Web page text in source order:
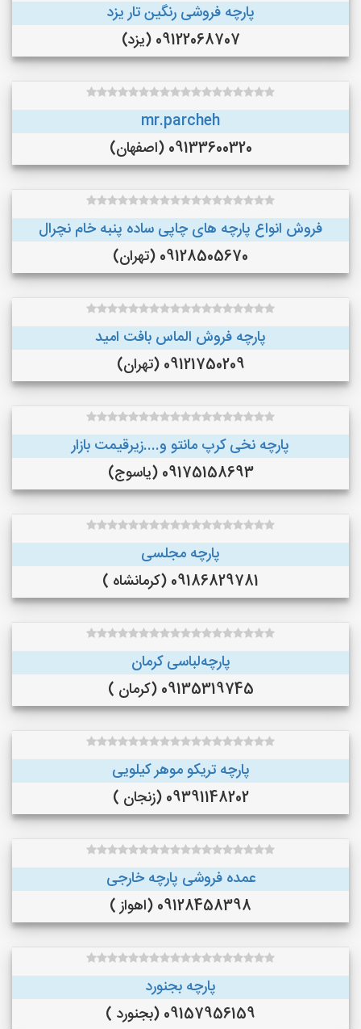
پارچه فروشی رنگین تار یزد
09122068707 (یزد)
mr.parcheh
09133600320 (اصفهان)
فروش انواع پارچه های چاپی ساده پنبه خام نچرال
09128505670 (تهران)
پارچه فروش الماس بافت امید
09121750209 (تهران)
پارچه نخی کرپ مانتو و....زیرقیمت بازار
09175158693 (یاسوج)
پارچه مجلسی
09186829781 (کرمانشاه )
پارچه‌لباسی کرمان
09135319745 (کرمان )
پارچه تریکو موهر کیلویی
09391148202 (زنجان )
عمده فروشی پارچه خارجی
09128458398 (اهواز )
پارچه بجنورد
09157956159 (بجنورد )